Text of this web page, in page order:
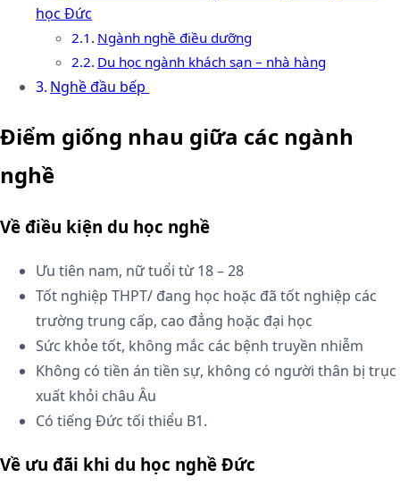
học Đức
Ngành nghề điều dưỡng
Du học ngành khách sạn – nhà hàng
Nghề đầu bếp
Điểm giống nhau giữa các ngành
nghề
Về điều kiện du học nghề
Ưu tiên nam, nữ tuổi từ 18 – 28
Tốt nghiệp THPT/ đang học hoặc đã tốt nghiệp các
trường trung cấp, cao đẳng hoặc đại học
Sức khỏe tốt, không mắc các bệnh truyền nhiễm
Không có tiền án tiền sự, không có người thân bị trục
xuất khỏi châu Âu
Có tiếng Đức tối thiểu B1.
Về ưu đãi khi du học nghề Đức